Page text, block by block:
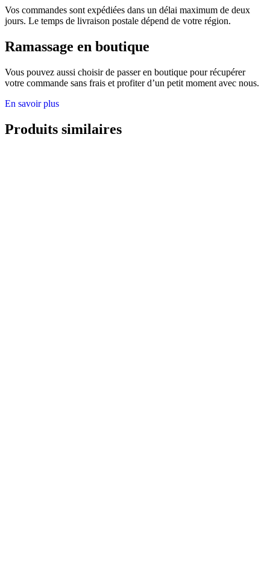
Vos commandes sont expédiées dans un délai maximum de deux
jours. Le temps de livraison postale dépend de votre région.
Ramassage en boutique
Vous pouvez aussi choisir de passer en boutique pour récupérer
votre commande sans frais et profiter d’un petit moment avec nous.
En savoir plus
Produits similaires